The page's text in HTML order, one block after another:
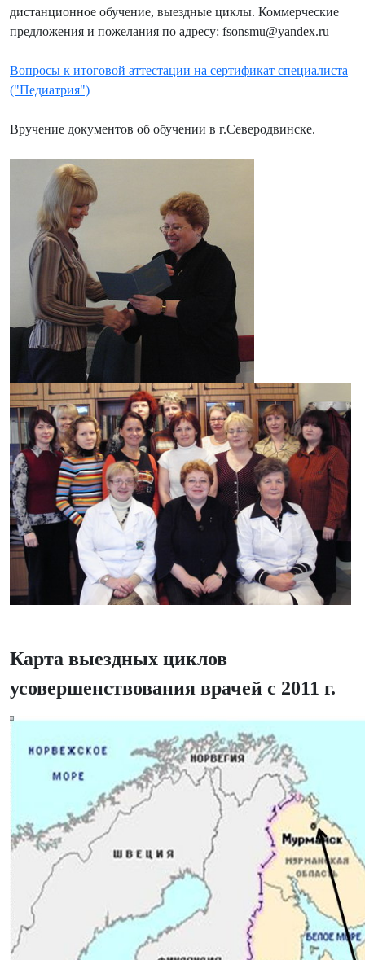
дистанционное обучение, выездные циклы. Коммерческие
предложения и пожелания по адресу: fsonsmu@yandex.ru
Вопросы к итоговой аттестации на сертификат специалиста
("Педиатрия")
Вручение документов об обучении в г.Северодвинске.
Карта выездных циклов
усовершенствования врачей с 2011 г.